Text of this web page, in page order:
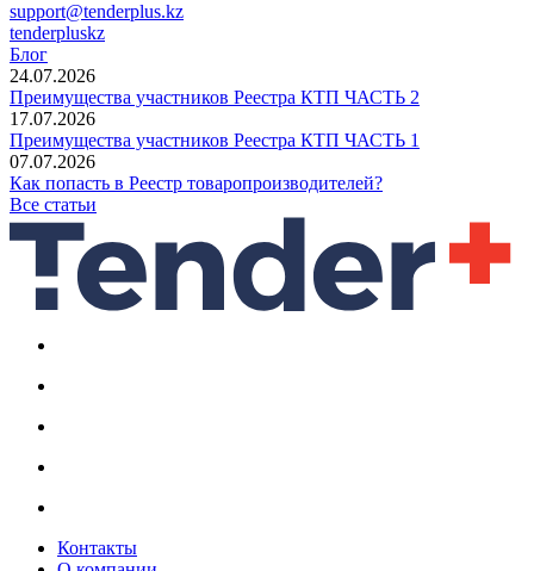
support@tenderplus.kz
tenderpluskz
Блог
24.07.2026
Преимущества участников Реестра КТП ЧАСТЬ 2
17.07.2026
Преимущества участников Реестра КТП ЧАСТЬ 1
07.07.2026
Как попасть в Реестр товаропроизводителей?
Все статьи
Контакты